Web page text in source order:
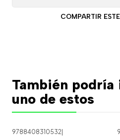
COMPARTIR
También
uno de estos
9788408310532